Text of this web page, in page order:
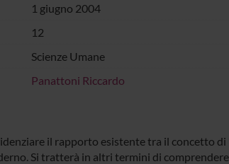
1 giugno 2004
12
Scienze Umane
Panattoni Riccardo
il rapporto esistente tra il concetto
Si tratterà in altri termini di